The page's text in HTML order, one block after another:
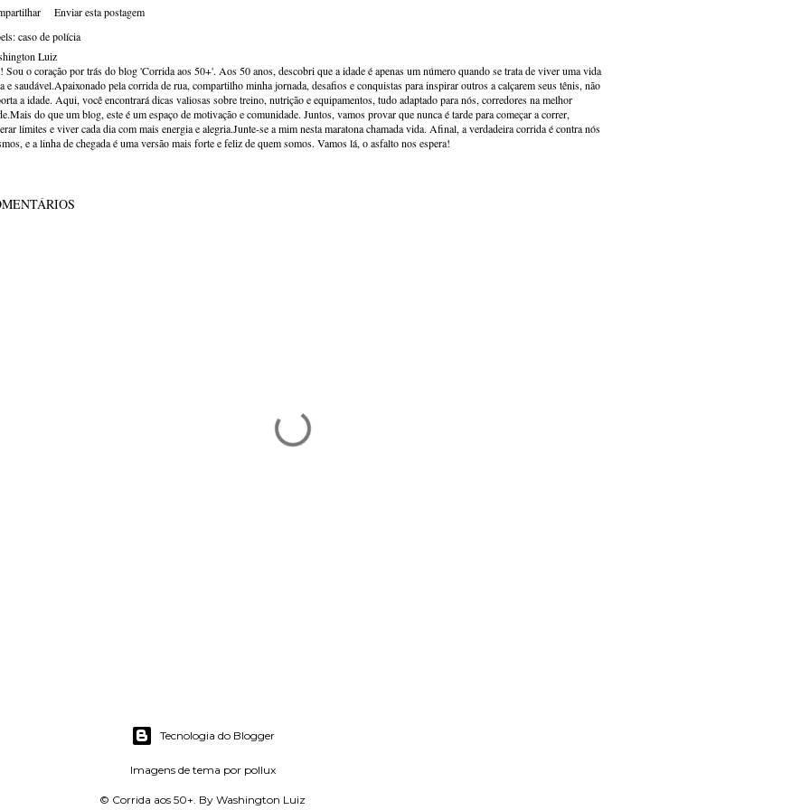
Enviar esta postagem
caso de polícia
Luiz
Sou o coração por trás do blog 'Corrida aos 50+'. Aos 50 anos, descobri que a idade é apenas um número quando se trata de viver uma vida
e saudável.Apaixonado pela corrida de rua, compartilho minha jornada, desafios e conquistas para inspirar outros a calçarem seus tênis, não
a idade. Aqui, você encontrará dicas valiosas sobre treino, nutrição e equipamentos, tudo adaptado para nós, corredores na melhor
do que um blog, este é um espaço de motivação e comunidade. Juntos, vamos provar que nunca é tarde para começar a correr,
limites e viver cada dia com mais energia e alegria.Junte-se a mim nesta maratona chamada vida. Afinal, a verdadeira corrida é contra nós
e a linha de chegada é uma versão mais forte e feliz de quem somos. Vamos lá, o asfalto nos espera!
Tecnologia do Blogger
Imagens de tema por pollux
© Corrida aos 50+. By Washington Luiz